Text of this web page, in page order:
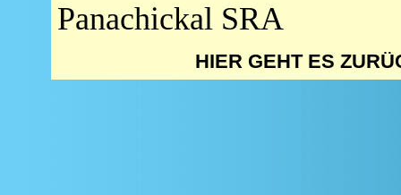
Panachickal SRA
HIER GEHT ES